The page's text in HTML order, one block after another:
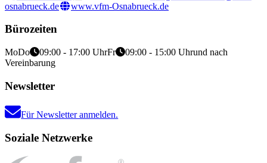
osnabrueck.de
www.vfm-Osnabrueck.de
Bürozeiten
MoDo 09:00 - 17:00 UhrFr 09:00 - 15:00 Uhrund nach
Vereinbarung
Newsletter
Für Newsletter anmelden.
Soziale Netzwerke